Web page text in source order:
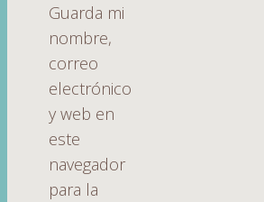
Guarda mi
nombre,
correo
electrónico
y web en
este
navegador
para la